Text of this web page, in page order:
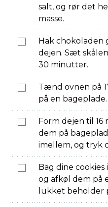
salt, og rør det
masse.
Hak chokoladen
dejen. Sæt
30 minutter.
Tænd ovnen på
på en bageplade.
Form dejen til
dem på
imellem, og tryk
Bag dine cookies
og afkøl dem på
lukket beholder